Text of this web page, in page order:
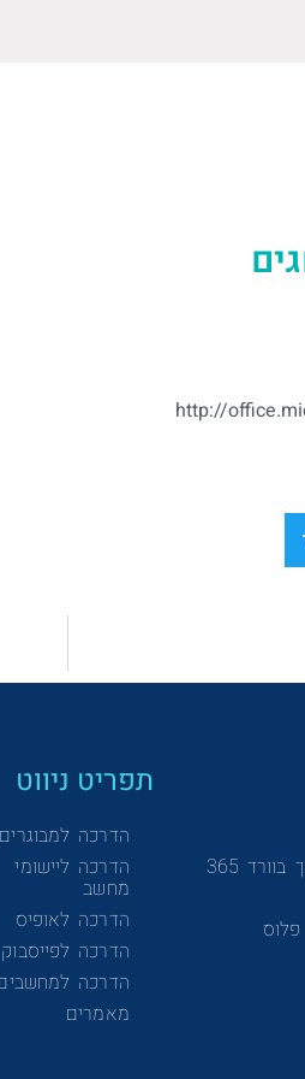
http://
365
תפריט ניווט
הדרכה למבוגרים
הדרכה ליישומי
מחשב
הדרכה לאופיס
הדרכה לפייסבוק
הדרכה
מאמרים